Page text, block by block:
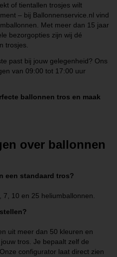
of tientallen trosjes wilt
– bij Ballonnenservice.nl vind
Met meer dan 15 jaar
bezorgopties zijn wij dé
trosjes.
past bij jouw gelegenheid? Ons
van 09:00 tot 17:00 uur
ballonnen tros en maak
over ballonnen
een standaard tros?
10 en 25 heliumballonnen.
uit meer dan 50 kleuren en
tros. Je bepaalt zelf de
configurator laat direct zien